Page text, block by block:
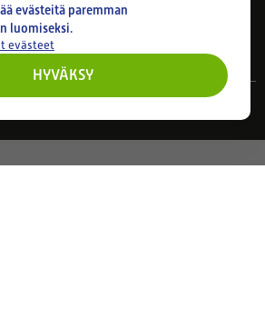
evästeitä paremman
luomiseksi.
evästeet
HYVÄKSY